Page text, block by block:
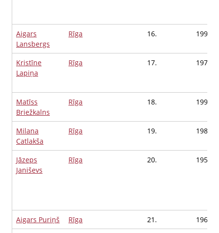
Aigars
Lansbergs
Rīga 16. 1999
Kristīne
Lapiņa
Rīga 17. 1974
Matīss
Briežkalns
Rīga 18. 1998
Milana
Catlakša
Rīga 19. 1983
Jāzeps
Janiševs
Rīga 20. 1955
Aigars Puriņš Rīga 21.
1966